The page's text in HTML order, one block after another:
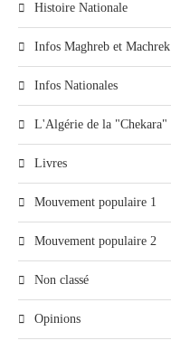
Histoire Nationale
Infos Maghreb et Machrek
Infos Nationales
L'Algérie de la "Chekara"
Livres
Mouvement populaire 1
Mouvement populaire 2
Non classé
Opinions